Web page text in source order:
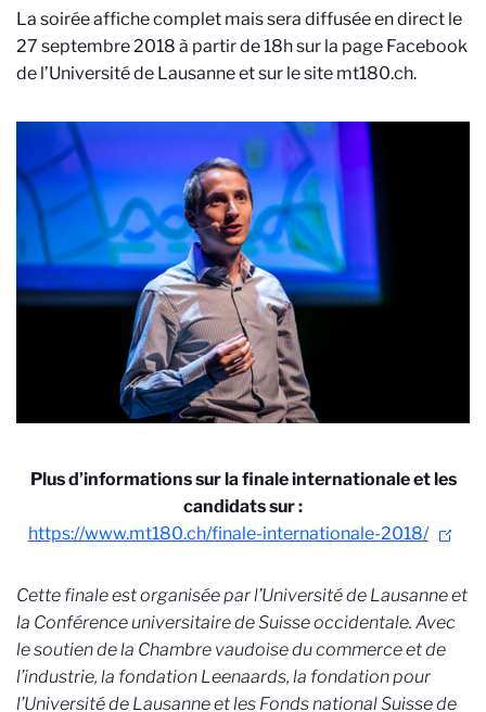
La soirée affiche complet mais sera diffusée en direct le
27 septembre 2018 à partir de 18h sur la page Facebook
de l’Université de Lausanne et sur le site mt180.ch.
Plus d’informations sur la finale internationale et les
candidats sur :
https://www.mt180.ch/finale-internationale-2018/
Cette finale est organisée par l’Université de Lausanne et
la Conférence universitaire de Suisse occidentale. Avec
le soutien de la Chambre vaudoise du commerce et de
l’industrie, la fondation Leenaards, la fondation pour
l’Université de Lausanne et les Fonds national Suisse de